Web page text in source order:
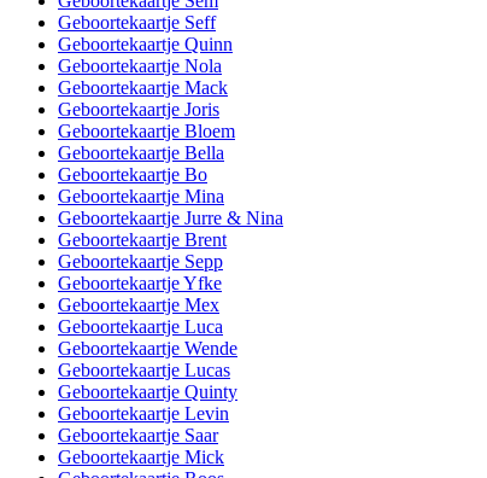
Geboortekaartje Seff
Geboortekaartje Quinn
Geboortekaartje Nola
Geboortekaartje Mack
Geboortekaartje Joris
Geboortekaartje Bloem
Geboortekaartje Bella
Geboortekaartje Bo
Geboortekaartje Mina
Geboortekaartje Jurre & Nina
Geboortekaartje Brent
Geboortekaartje Sepp
Geboortekaartje Yfke
Geboortekaartje Mex
Geboortekaartje Luca
Geboortekaartje Wende
Geboortekaartje Lucas
Geboortekaartje Quinty
Geboortekaartje Levin
Geboortekaartje Saar
Geboortekaartje Mick